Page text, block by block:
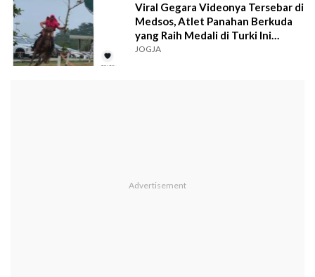
Viral Gegara Videonya Tersebar di
Medsos, Atlet Panahan Berkuda
yang Raih Medali di Turki Ini
Ikutan Main TikTok
JOGJA